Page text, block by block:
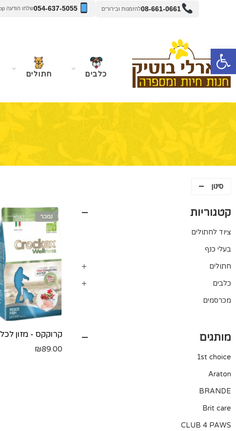
פתח סרגל נגישות
054-637-5055שלחו הודעה WhatsApp 08-661-0661להזמנות ובירורים
כלבים חתולים
סינון
נמכר
₪89.00
קטגוריות
ציוד לחתולים
בעלי כנף
חתולים
כלבים
מכרסמים
מותגים
1st choice
Araton
BRANDE
Brit care
CLUB 4 PAWS